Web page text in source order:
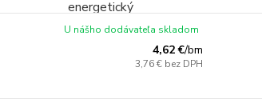
4,62 €/bm
3,76 € bez DPH
U nášho dodávateľa skladom